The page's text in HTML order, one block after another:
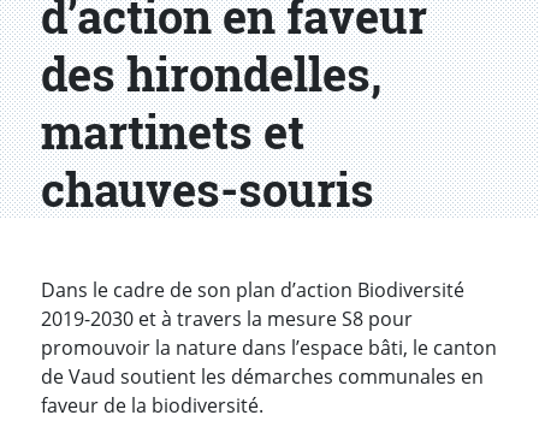
d’action en faveur
des hirondelles,
martinets et
chauves-souris
Introduction
Dans le cadre de son plan d’action Biodiversité
2019-2030 et à travers la mesure S8 pour
promouvoir la nature dans l’espace bâti, le canton
de Vaud soutient les démarches communales en
faveur de la biodiversité.